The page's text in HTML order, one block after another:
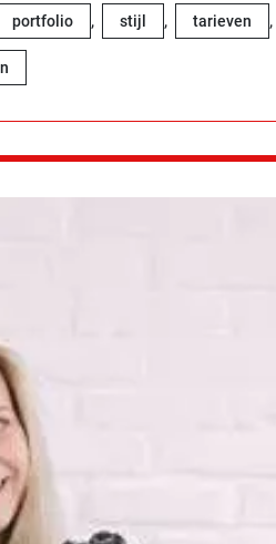
portfolio , stijl , tarieven ,